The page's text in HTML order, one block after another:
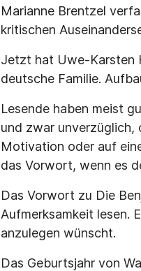
Marianne Brentzel
kritischen
Jetzt hat Uwe-Karsten
deutsche Familie.
Lesende haben meist
und zwar unverzüglich,
Motivation oder auf
das Vorwort, wenn es
Das Vorwort zu Die
Aufmerksamkeit lesen.
anzulegen wünscht.
Das Geburtsjahr von